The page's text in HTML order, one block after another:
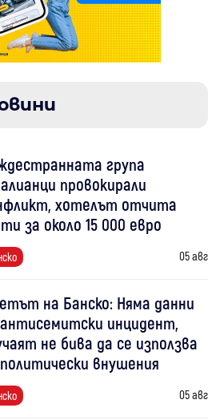
група
провокирали
хотелът отчита
за около 15 000 евро
05 авг
на Банско: Няма данни
инцидент,
не бива да се използва
внушения
05 авг